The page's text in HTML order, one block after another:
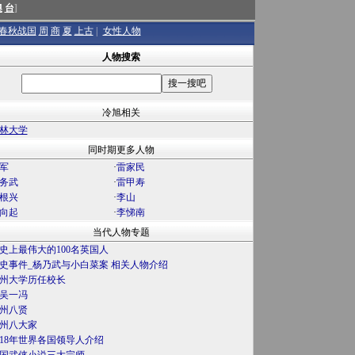
台]
秋战国 周 商 夏 上古 女性人物
人物搜索
冷旭相关
大学
同时期更多人物
·雷家民
武 ·雷甲寿
兴 ·李山
起 ·李悌南
当代人物专题
上最伟大的100名英国人
事件_杨乃武与小白菜案 相关人物介绍
大学历任校长
一冯
八贤
八大家
年世界各国领导人介绍